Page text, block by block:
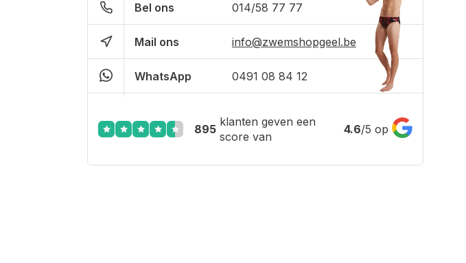
Bel ons 014/58 77 77
Mail ons info@zwemshopgeel.be
WhatsApp 0491 08 84 12
895
klanten geven een
score van
4.6/5 op